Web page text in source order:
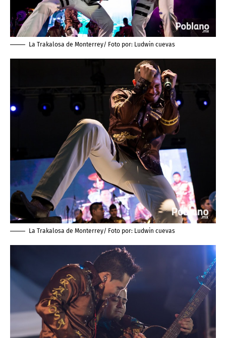
La Trakalosa de Monterrey/ Foto por: Ludwin cuevas
La Trakalosa de Monterrey/ Foto por: Ludwin cuevas